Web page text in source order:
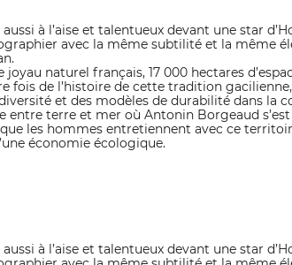
à l’aise et talentueux devant une star
avec la même subtilité et la même
naturel français, 17 000 hectares
de l’histoire de cette tradition
et des modèles de durabilité dans
entre terre et mer où Antonin Borgeaud
les hommes entretiennent avec ce
économie écologique.
à l’aise et talentueux devant une star